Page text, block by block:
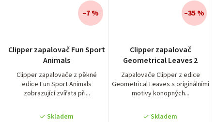
Clipper zapalovač Fun Sport
Animals
Clipper zapalovače z pěkné
edice Fun Sport Animals
zobrazující zvířata při...
Skladem
–7 %
Clipper zapalovač
Geometrical Leaves 2
Zapalovače Clipper z edice
Geometrical Leaves s originálními
motivy konopných...
Skladem
–35 %